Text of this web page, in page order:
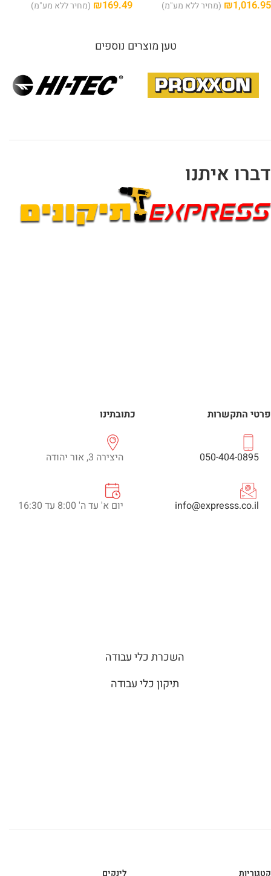
₪1,016.95 (מחיר ללא מע"מ) ₪169.49 (מחיר ללא מע"מ)
טען מוצרים נוספים
דברו איתנו
פרטי התקשרות
050-404-0895
info@expresss.co.il
כתובתינו
היצירה 3, אור יהודה
יום א' עד ה' 8:00 עד 16:30
השכרת כלי עבודה
תיקון כלי עבודה
לינקים
קטגוריות